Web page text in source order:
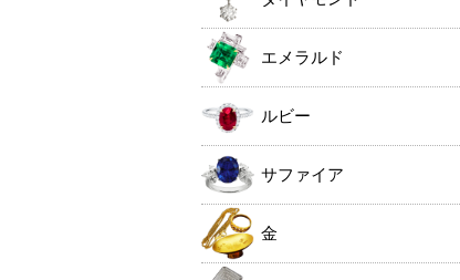
エメラルド
ルビー
サファイア
金